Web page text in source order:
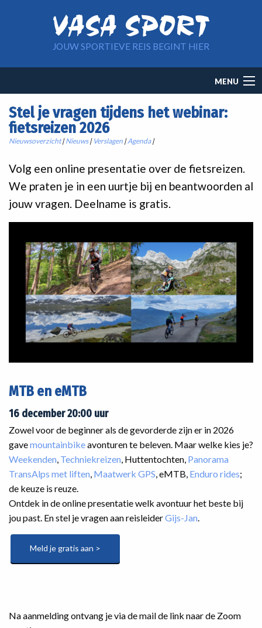
JOUW SPORTIEVE REIS BEGINT HIER
navigation
MENU
Stel je vragen tijdens het webinar:
fietsreizen 2026
Nieuwsoverzicht|Nieuws| Verslagen |Agenda|
Volg een online presentatie over de fietsreizen.
We praten je in een uurtje bij en beantwoorden al
jouw vragen. Deelname is gratis.
MTB en eMTB
16 december 20:00 uur
Zowel voor de beginner als de gevorderde zijn er in 2026
gavemountainbikeavonturen te beleven. Maar welke kies je?
Weekenden, Techniekreizen, Huttentochten, Panorama
TransAlps met liften, Maatwerk GPS, eMTB, Enduro rides;
de keuze is reuze.
Ontdek in de online presentatie welk avontuur het beste bij
jou past. En stel je vragen aan reisleiderGijs-Jan.
Meld je gratis aan >
Na aanmelding ontvang je via de mail de link naar de Zoom